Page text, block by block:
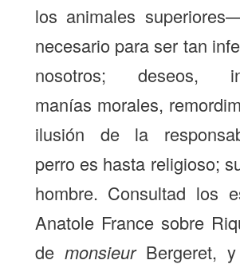
los animales
necesario para ser tan
nosotros; deseos,
manías morales,
ilusión de la
perro es hasta religioso;
hombre. Consultad los
Anatole France sobre
de monsieur Bergeret,